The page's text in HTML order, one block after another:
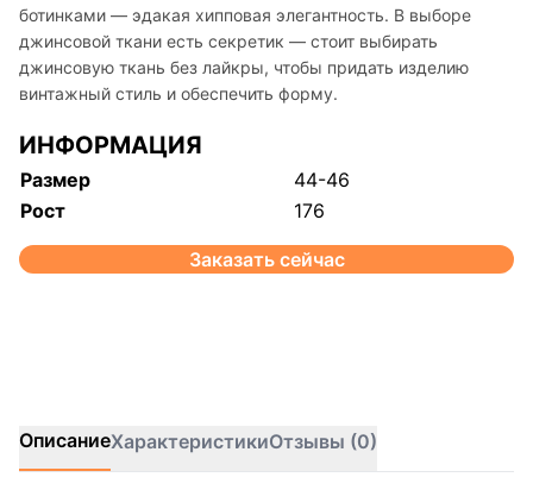
ботинками — эдакая хипповая элегантность. В выборе
джинсовой ткани есть секретик — стоит выбирать
джинсовую ткань без лайкры, чтобы придать изделию
винтажный стиль и обеспечить форму.
ИНФОРМАЦИЯ
Размер
44-46
Рост
176
Заказать сейчас
ОписаниеХарактеристикиОтзывы (0)